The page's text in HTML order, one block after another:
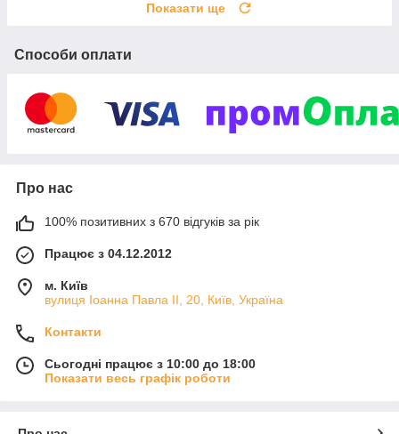
Показати ще
Способи оплати
Про нас
100% позитивних з 670 відгуків за рік
Працює з 04.12.2012
м. Київ
вулиця Іоанна Павла ІІ, 20, Київ, Україна
Контакти
Сьогодні працює з 10:00 до 18:00
Показати весь графік роботи